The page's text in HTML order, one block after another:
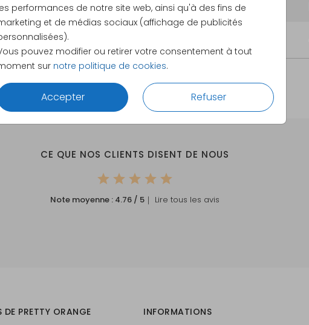
performances de notre site web, ainsi qu'à des fins de
et de médias sociaux (affichage de publicités
pouvez modifier ou retirer votre consentement à tout
sur notre politique de cookies.
Accepter Refuser
CE QUE NOS CLIENTS DISENT DE NOUS
Note moyenne : 4.76 / 5 ｜ Lire tous les avis
DE PRETTY ORANGE INFORMATIONS